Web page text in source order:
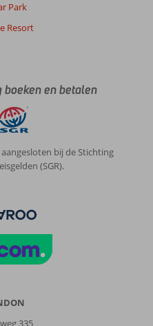
Park
Resort
en betalen
bij de Stichting
(SGR).
335